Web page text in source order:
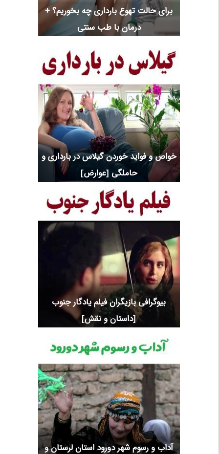
برای حالت تهوع بارداری چه بخوریم؟ +
درمان با طب سنتی
خواص و فواید خوردن گیلاس در بارداری و
حاملگی [عوارض]
بیوگرافی بازیگران فیلم یادگار جنوب
[داستان و نقش]
آداب و رسوم شهر دورود استان لرستان و